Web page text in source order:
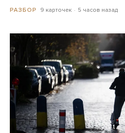
РАЗБОР 9 карточек 5 часов назад